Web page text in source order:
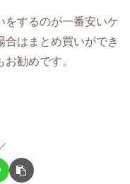
をするのが一番安いケ
合はまとめ買いができ
勧めです。